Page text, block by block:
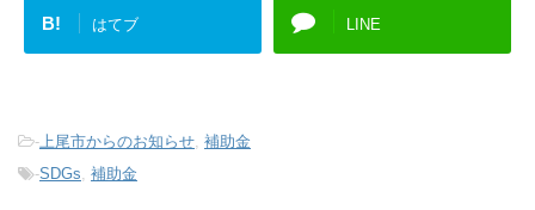
B! はてブ LINE
- 上尾市からのお知らせ 補助金
-SDGs 補助金